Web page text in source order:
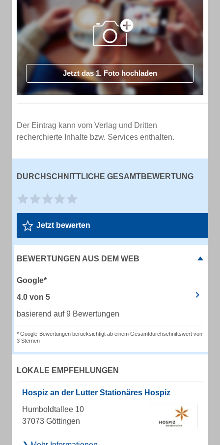
Jetzt das 1. Foto hochladen
Der Eintrag kann vom Verlag und Dritten
recherchierte Inhalte bzw. Services enthalten.
DURCHSCHNITTLICHE GESAMTBEWERTUNG
Jetzt bewerten
BEWERTUNGEN AUS DEM WEB
Google*
4.0 von 5
basierend auf 9 Bewertungen
* Google-Bewertungen berücksichtigt ab einem Gesamtdurchschnittswert von
3 Sternen
LOKALE EMPFEHLUNGEN
Hospiz an der Lutter Stationäres Hospiz
Humboldtallee 10
37073 Göttingen